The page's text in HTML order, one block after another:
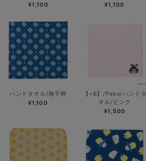
¥1,100 ¥1,100
ハンドタオル/格子柄
¥1,100
【+B】/Peko/ハンドタ
オル/ピンク
¥1,500